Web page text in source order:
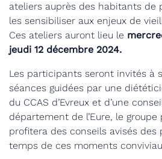
ateliers auprès des habitants de
les sensibiliser aux enjeux de
Ces ateliers auront lieu le
jeudi 12 décembre 2024.
Les participants seront invités à
séances guidées par une
du CCAS d’Evreux et d’une
département de l’Eure, le groupe
profitera des conseils avisés des
temps de ces moments